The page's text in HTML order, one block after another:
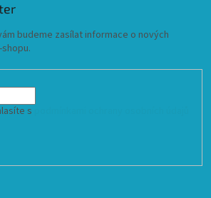
budeme zasílat informace o nových
s